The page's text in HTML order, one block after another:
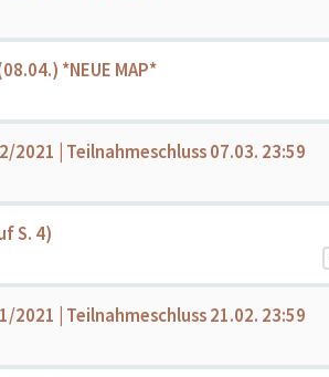
*NEUE MAP*
2021 | Teilnahmeschluss 07.03. 23:59
S. 4)
2021 | Teilnahmeschluss 21.02. 23:59